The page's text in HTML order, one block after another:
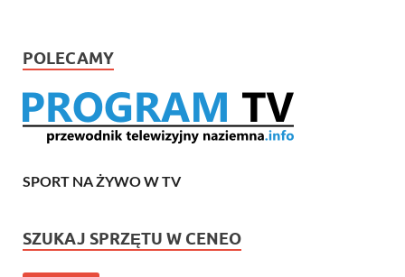
POLECAMY
SPORT NA ŻYWO W TV
SZUKAJ SPRZĘTU W CENEO